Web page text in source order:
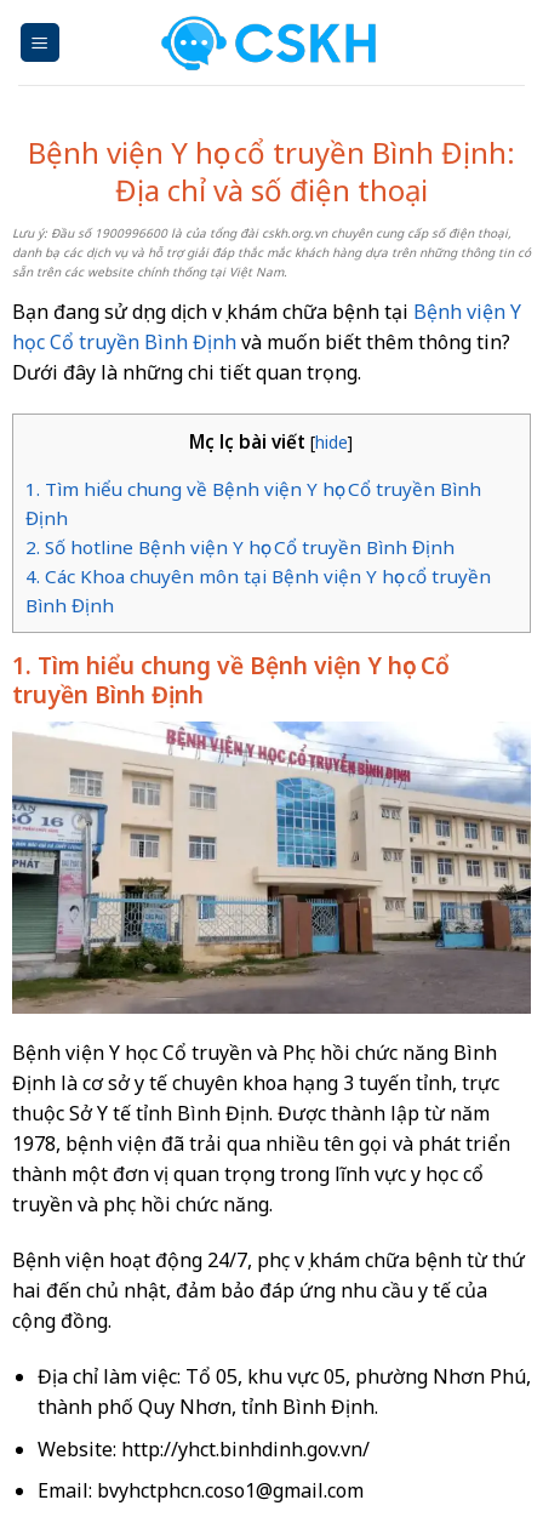
Bệnh viện Y học cổ truyền Bình Định:
Địa chỉ và số điện thoại
Lưu ý: Đầu số 1900996600 là của tổng đài cskh.org.vn chuyên cung cấp số điện thoại,
danh bạ các dịch vụ và hỗ trợ giải đáp thắc mắc khách hàng dựa trên những thông tin có
sẵn trên các website chính thống tại Việt Nam.
Bạn đang sử dụng dịch vụ khám chữa bệnh tại Bệnh viện Y
học Cổ truyền Bình Địnhvà muốn biết thêm thông tin?
Dưới đây là những chi tiết quan trọng.
Mục lục bài viết [hide]
1. Tìm hiểu chung về Bệnh viện Y học Cổ truyền Bình
Định
2. Số hotline Bệnh viện Y học Cổ truyền Bình Định
4. Các Khoa chuyên môn tại Bệnh viện Y học cổ truyền
Bình Định
1. Tìm hiểu chung về Bệnh viện Y học Cổ
truyền Bình Định
Bệnh viện Y học Cổ truyền và Phục hồi chức năng Bình
Định là cơ sở y tế chuyên khoa hạng 3 tuyến tỉnh, trực
thuộc Sở Y tế tỉnh Bình Định. Được thành lập từ năm
1978, bệnh viện đã trải qua nhiều tên gọi và phát triển
thành một đơn vị quan trọng trong lĩnh vực y học cổ
truyền và phục hồi chức năng.
Bệnh viện hoạt động 24/7, phục vụ khám chữa bệnh từ thứ
hai đến chủ nhật, đảm bảo đáp ứng nhu cầu y tế của
cộng đồng.
Địa chỉ làm việc: Tổ 05, khu vực 05, phường Nhơn Phú,
thành phố Quy Nhơn, tỉnh Bình Định.
Website: http://yhct.binhdinh.gov.vn/
Email: bvyhctphcn.coso1@gmail.com